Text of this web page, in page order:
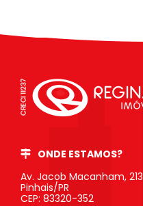
ONDE ESTAMOS?
Av. Jacob Macanham, 213
Pinhais/PR
CEP: 83320-352